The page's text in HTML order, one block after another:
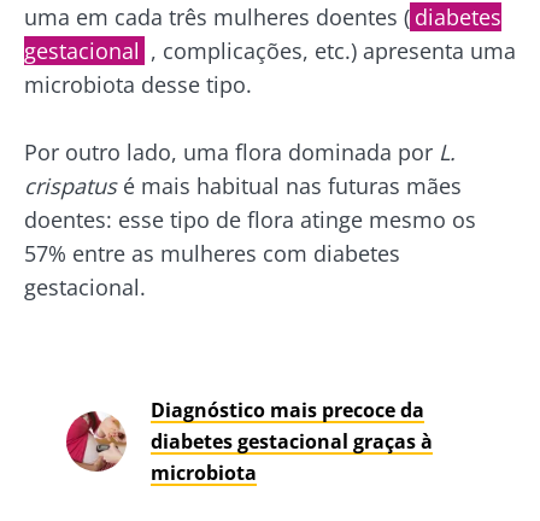
uma em cada três mulheres doentes ( diabetes
gestacional , complicações, etc.) apresenta uma
microbiota desse tipo.
Por outro lado, uma flora dominada por L.
crispatusé mais habitual nas futuras mães
doentes: esse tipo de flora atinge mesmo os
57% entre as mulheres com diabetes
gestacional.
Diagnóstico mais precoce da
diabetes gestacional graças à
microbiota